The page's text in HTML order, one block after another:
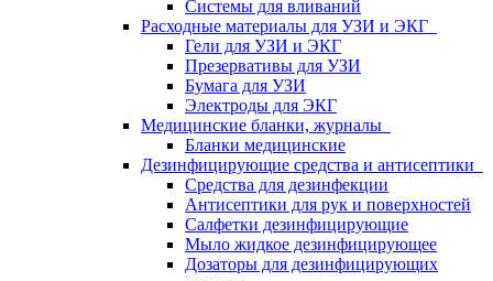
Системы для вливаний
Расходные материалы для УЗИ и ЭКГ
Гели для УЗИ и ЭКГ
Презервативы для УЗИ
Бумага для УЗИ
Электроды для ЭКГ
Медицинские бланки, журналы
Бланки медицинские
Дезинфицирующие средства и антисептики
Средства для дезинфекции
Антисептики для рук и поверхностей
Салфетки дезинфицирующие
Мыло жидкое дезинфицирующее
Дозаторы для дезинфицирующих